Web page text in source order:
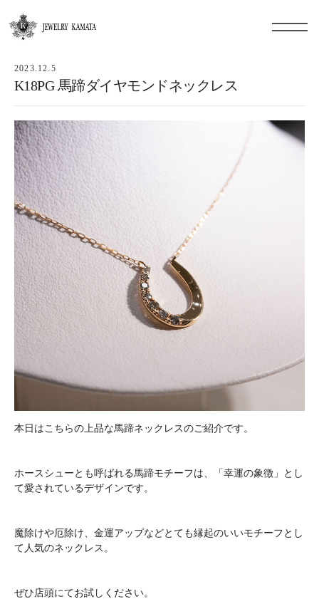
2023.12.5
K18PG 馬蹄ダイヤモンドネックレス
本日はこちらの上品な馬蹄ネックレスのご紹介です。
ホースシューとも呼ばれる馬蹄モチーフは、「幸運の象徴」とし
て愛されているデザインです。
魔除けや厄除け、金運アップなどとても縁起のいいモチーフとし
て人気のネックレス。
ぜひ店頭にてお試しください。